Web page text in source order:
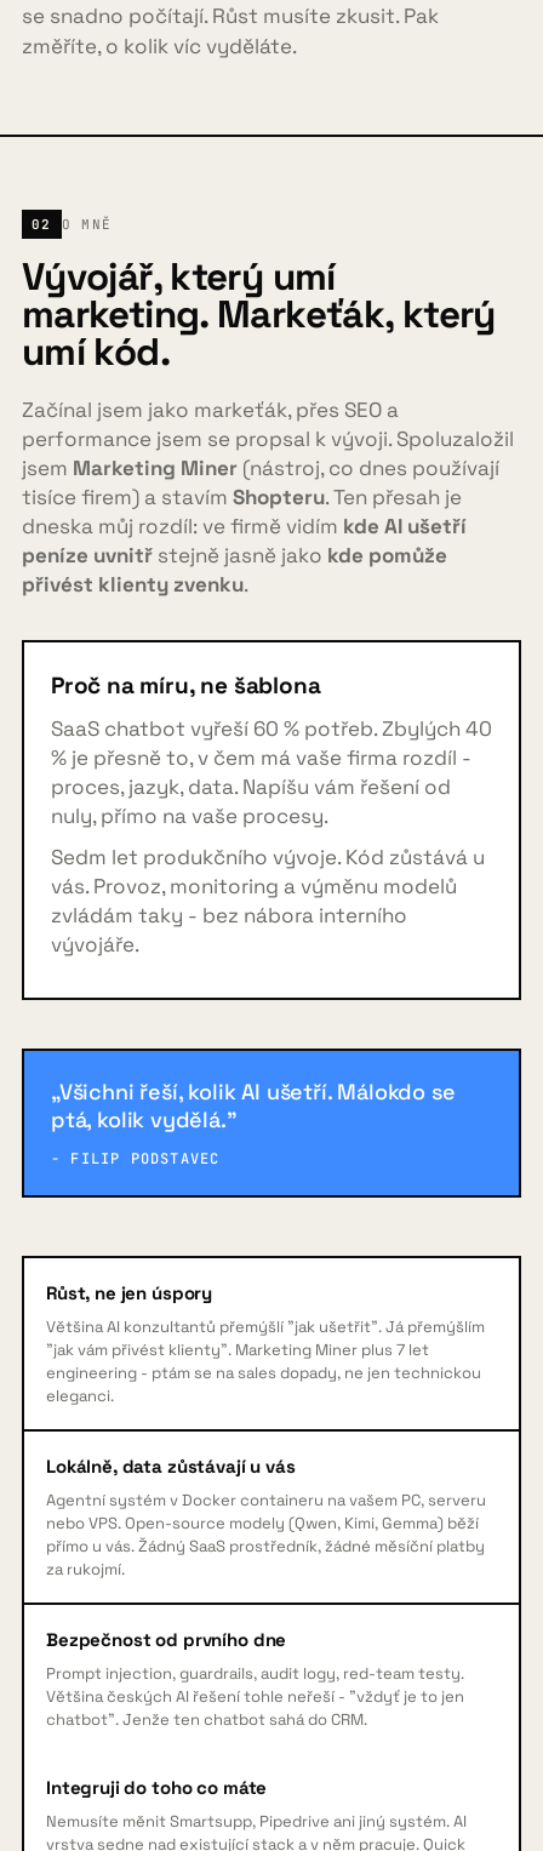
se snadno počítají. Růst musíte zkusit. Pak
změříte, o kolik víc vyděláte.
02 O MNĚ
Vývojář, který umí
marketing. Markeťák, který
umí kód.
Začínal jsem jako markeťák, přes SEO a
performance jsem se propsal k vývoji. Spoluzaložil
jsem Marketing Miner (nástroj, co dnes používají
tisíce firem) a stavím Shopteru. Ten přesah je
dneska můj rozdíl: ve firmě vidím kde AI ušetří
peníze uvnitř stejně jasně jako kde pomůže
přivést klienty zvenku.
Proč na míru, ne šablona
SaaS chatbot vyřeší 60 % potřeb. Zbylých 40
% je přesně to, v čem má vaše firma rozdíl -
proces, jazyk, data. Napíšu vám řešení od
nuly, přímo na vaše procesy.
Sedm let produkčního vývoje. Kód zůstává u
vás. Provoz, monitoring a výměnu modelů
zvládám taky - bez nábora interního
vývojáře.
„Všichni řeší, kolik AI ušetří. Málokdo se
ptá, kolik vydělá."
- FILIP PODSTAVEC
Růst, ne jen úspory
Většina AI konzultantů přemýšlí "jak ušetřit". Já přemýšlím
"jak vám přivést klienty". Marketing Miner plus 7 let
engineering - ptám se na sales dopady, ne jen technickou
eleganci.
Lokálně, data zůstávají u vás
Agentní systém v Docker containeru na vašem PC, serveru
nebo VPS. Open-source modely (Qwen, Kimi, Gemma) běží
přímo u vás. Žádný SaaS prostředník, žádné měsíční platby
za rukojmí.
Bezpečnost od prvního dne
Prompt injection, guardrails, audit logy, red-team testy.
Většina českých AI řešení tohle neřeší - "vždyť je to jen
chatbot". Jenže ten chatbot sahá do CRM.
Integruji do toho co máte
Nemusíte měnit Smartsupp, Pipedrive ani jiný systém. AI
vrstva sedne nad existující stack a v něm pracuje. Quick